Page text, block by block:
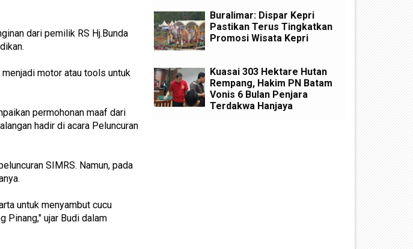
dari pemilik RS Hj.Bunda
motor atau tools untuk
permohonan maaf dari
hadir di acara Peluncuran
SIMRS. Namun, pada
untuk menyambut cucu
Pinang," ujar Budi dalam
Buralimar: Dispar Kepri
Pastikan Terus Tingkatkan
Promosi Wisata Kepri
Kuasai 303 Hektare Hutan
Rempang, Hakim PN Batam
Vonis 6 Bulan Penjara
Terdakwa Hanjaya